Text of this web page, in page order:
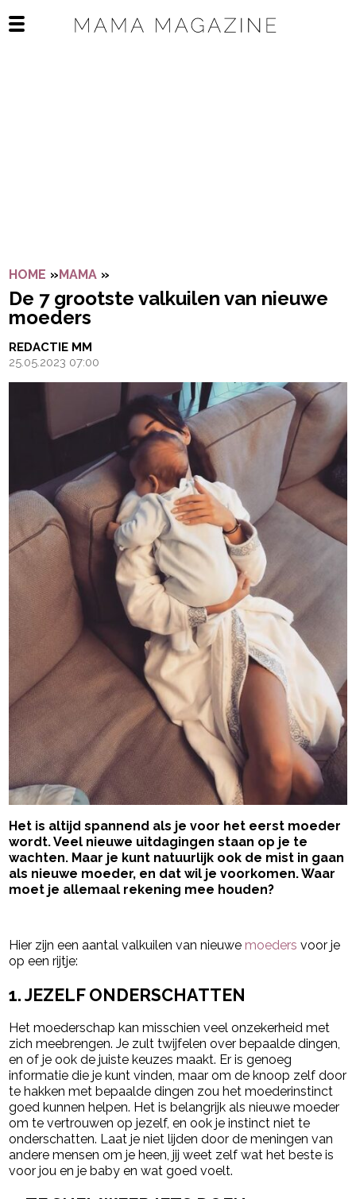
Open het mobiele menu
HOME »MAMA »
De 7 grootste valkuilen van nieuwe
moeders
REDACTIE MM
25.05.2023 07:00
Het is altijd spannend als je voor het eerst moeder
wordt. Veel nieuwe uitdagingen staan op je te
wachten. Maar je kunt natuurlijk ook de mist in gaan
als nieuwe moeder, en dat wil je voorkomen. Waar
moet je allemaal rekening mee houden?
Hier zijn een aantal valkuilen van nieuwe moeders voor je
op een rijtje:
1. JEZELF ONDERSCHATTEN
Het moederschap kan misschien veel onzekerheid met
zich meebrengen. Je zult twijfelen over bepaalde dingen,
en of je ook de juiste keuzes maakt. Er is genoeg
informatie die je kunt vinden, maar om de knoop zelf door
te hakken met bepaalde dingen zou het moederinstinct
goed kunnen helpen. Het is belangrijk als nieuwe moeder
om te vertrouwen op jezelf, en ook je instinct niet te
onderschatten. Laat je niet lijden door de meningen van
andere mensen om je heen, jij weet zelf wat het beste is
voor jou en je baby en wat goed voelt.